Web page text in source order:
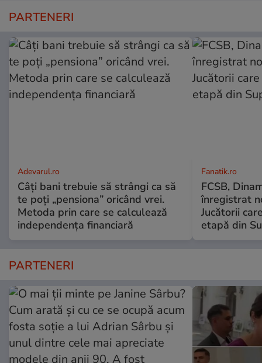
PARTENERI
Adevarul.ro
Câți bani trebuie să strângi ca să
te poți „pensiona” oricând vrei.
Metoda prin care se calculează
independența financiară
Fanatik.ro
FCSB,
înregistrat
Jucătorii
etapă din
PARTENERI